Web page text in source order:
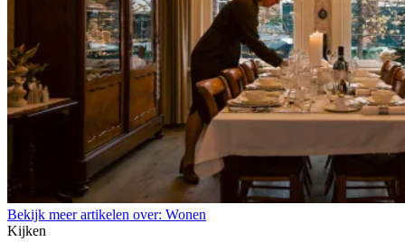
Bekijk meer artikelen over: Wonen
Kijken